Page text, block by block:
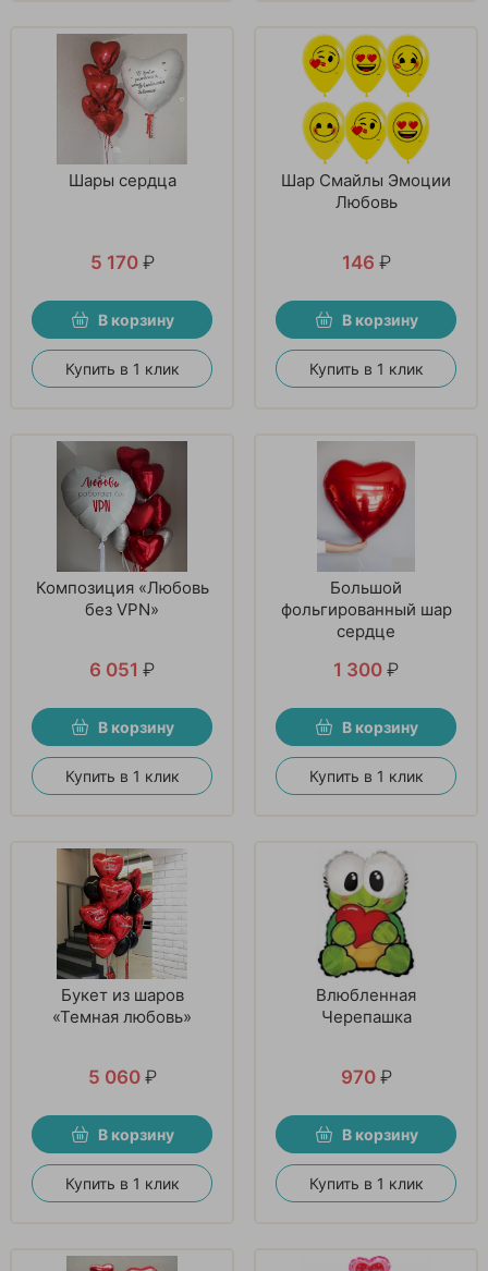
Шары сердца
5 170 ₽
В корзину
Купить в 1 клик
Шар Смайлы Эмоции
Любовь
146 ₽
В корзину
Купить в 1 клик
Композиция «Любовь
без VPN»
6 051 ₽
В корзину
Купить в 1 клик
Большой
фольгированный шар
сердце
1 300 ₽
В корзину
Купить в 1 клик
Букет из шаров
«Темная любовь»
5 060 ₽
В корзину
Купить в 1 клик
Влюбленная
Черепашка
970 ₽
В корзину
Купить в 1 клик